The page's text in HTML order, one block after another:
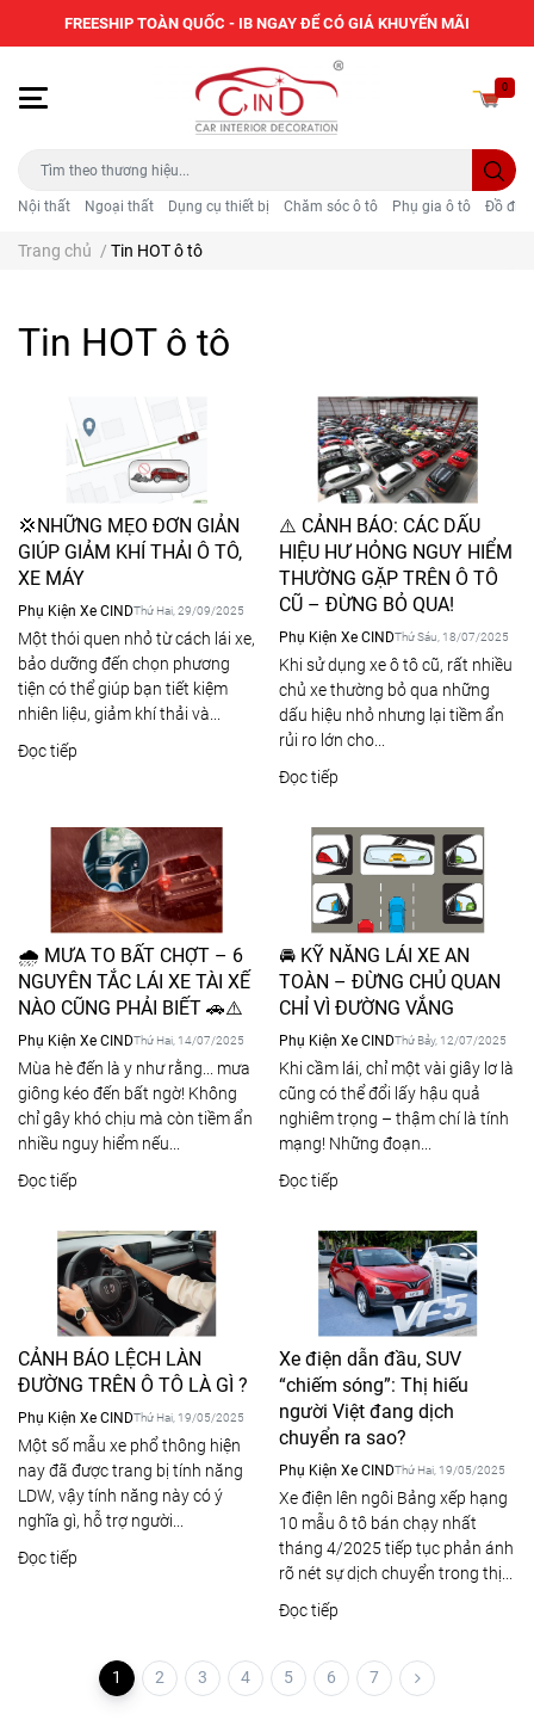
Nội thất Ngoại thất Dụng cụ thiết bị Chăm sóc ô tô Phụ gia ô tô Đồ
0
Trang chủ / Tin HOT ô tô
Tin HOT ô tô
💢NHỮNG MẸO ĐƠN GIẢN
GIÚP GIẢM KHÍ THẢI Ô TÔ,
XE MÁY
Phụ Kiện Xe CINDThứ Hai, 29/09/2025
Một thói quen nhỏ từ cách lái xe,
bảo dưỡng đến chọn phương
tiện có thể giúp bạn tiết kiệm
nhiên liệu, giảm khí thải và...
Đọc tiếp
⚠️ CẢNH BÁO: CÁC DẤU
HIỆU HƯ HỎNG NGUY HIỂM
THƯỜNG GẶP TRÊN Ô TÔ
CŨ – ĐỪNG BỎ QUA!
Phụ Kiện Xe CINDThứ Sáu, 18/07/2025
Khi sử dụng xe ô tô cũ, rất nhiều
chủ xe thường bỏ qua những
dấu hiệu nhỏ nhưng lại tiềm ẩn
rủi ro lớn cho...
Đọc tiếp
🌧 MƯA TO BẤT CHỢT – 6
NGUYÊN TẮC LÁI XE TÀI XẾ
NÀO CŨNG PHẢI BIẾT 🚗⚠️
Phụ Kiện Xe CINDThứ Hai, 14/07/2025
Mùa hè đến là y như rằng... mưa
giông kéo đến bất ngờ! Không
chỉ gây khó chịu mà còn tiềm ẩn
nhiều nguy hiểm nếu...
Đọc tiếp
🚘 KỸ NĂNG LÁI XE AN
TOÀN – ĐỪNG CHỦ QUAN
CHỈ VÌ ĐƯỜNG VẮNG
Phụ Kiện Xe CINDThứ Bảy, 12/07/2025
Khi cầm lái, chỉ một vài giây lơ là
cũng có thể đổi lấy hậu quả
nghiêm trọng – thậm chí là tính
mạng! Những đoạn...
Đọc tiếp
CẢNH BÁO LỆCH LÀN
ĐƯỜNG TRÊN Ô TÔ LÀ GÌ ?
Phụ Kiện Xe CINDThứ Hai, 19/05/2025
Một số mẫu xe phổ thông hiện
nay đã được trang bị tính năng
LDW, vậy tính năng này có ý
nghĩa gì, hỗ trợ người...
Đọc tiếp
Xe điện dẫn đầu, SUV
“chiếm sóng”: Thị hiếu
người Việt đang dịch
chuyển ra sao?
Phụ Kiện Xe CINDThứ Hai, 19/05/2025
Xe điện lên ngôi Bảng xếp hạng
10 mẫu ô tô bán chạy nhất
tháng 4/2025 tiếp tục phản ánh
rõ nét sự dịch chuyển trong thị...
Đọc tiếp
1 2 3 4 5 6 7
FREESHIP TOÀN QUỐC - IB NGAY ĐỂ CÓ GIÁ KHUYẾN MÃI